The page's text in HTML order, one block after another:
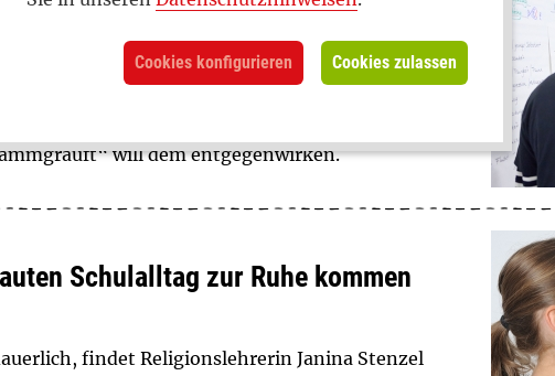
Präventionsarbeit an Schulen
will dem entgegenwirken.
Schulalltag zur Ruhe kommen
findet Religionslehrerin Janina Stenzel
Cookies konfigurieren Cookies zulassen